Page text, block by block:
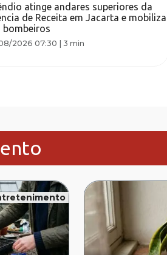
atinge andares superiores da
de Receita em Jacarta e mobiliza
bombeiros
2026 07:30 | 3 min